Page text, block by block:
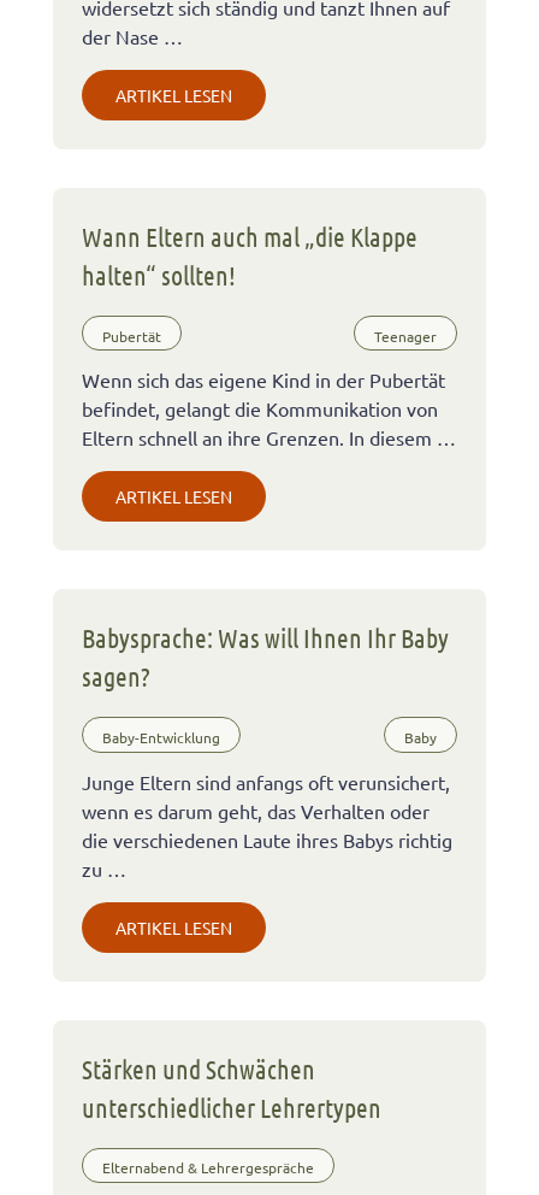
widersetzt sich ständig und tanzt Ihnen auf
der Nase …
ARTIKEL LESEN
Wann Eltern auch mal „die Klappe
halten“ sollten!
Pubertät Teenager
Wenn sich das eigene Kind in der Pubertät
befindet, gelangt die Kommunikation von
Eltern schnell an ihre Grenzen. In diesem …
ARTIKEL LESEN
Babysprache: Was will Ihnen Ihr Baby
sagen?
Baby-Entwicklung Baby
Junge Eltern sind anfangs oft verunsichert,
wenn es darum geht, das Verhalten oder
die verschiedenen Laute ihres Babys richtig
zu …
ARTIKEL LESEN
Stärken und Schwächen
unterschiedlicher Lehrertypen
Elternabend & Lehrergespräche